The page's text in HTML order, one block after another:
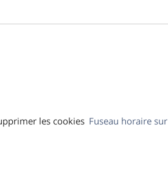
Fuseau horaire sur
les cookies